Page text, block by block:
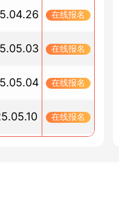
K8s集群管理与容器
：从控制器到生态集
在线报名
在线报名
在线报名
在线报名